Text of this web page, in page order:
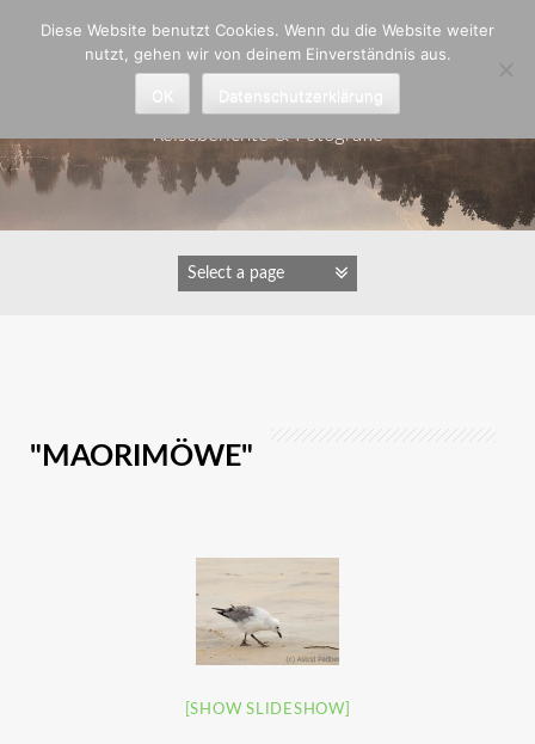
Astrid Padberg
Reiseberichte & Fotografie
"MAORIMÖWE"
[SHOW SLIDESHOW]
Diese Website benutzt Cookies. Wenn du die Website weiter
nutzt, gehen wir von deinem Einverständnis aus.